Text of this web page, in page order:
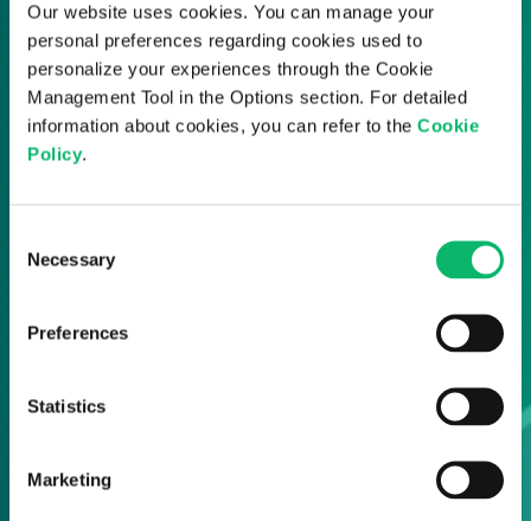
Our website uses cookies. You can manage your
personal preferences regarding cookies used to
personalize your experiences through the Cookie
Management Tool in the Options section. For detailed
information about cookies, you can refer to the Cookie
Policy.
Selection
Necessary
Preferences
Statistics
Marketing